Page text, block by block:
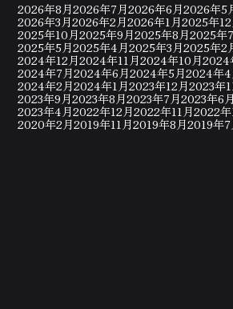
2026年8月2026年7月2026年6月2026年5
2026年3月2026年2月2026年1月2025年
2025年10月2025年9月2025年8月2025年
2025年5月2025年4月2025年3月2025年2
2024年12月2024年11月2024年10月2024
2024年7月2024年6月2024年5月2024年
2024年2月2024年1月2023年12月2023年
2023年9月2023年8月2023年7月2023年6
2023年4月2022年12月2022年11月2022
2020年2月2019年11月2019年8月2019年